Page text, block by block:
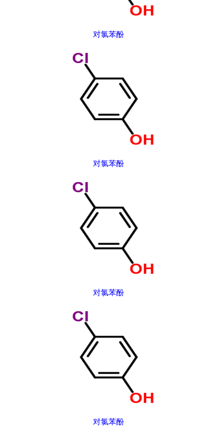
对氯苯酚
对氯苯酚
对氯苯酚
对氯苯酚